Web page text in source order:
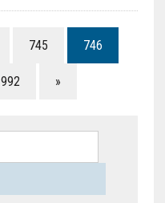
745 746
992 »